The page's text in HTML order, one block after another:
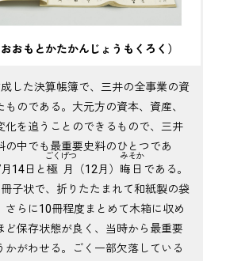
おもとかたかんじょうもくろく）
した決算帳簿で、三井の全事業の資
のである。大元方の資本、資産、
化を追うことのできるもので、三井
の中でも最重要史料のひとつであ
14日と極月
ごくげつ
（12月） 晦日
みそか
である。
子状で、折りたたまれて和紙製の袋
さらに10冊程度まとめて木箱に収め
ど保存状態が良く、当時から最重要
かがわせる。ごく一部欠落している